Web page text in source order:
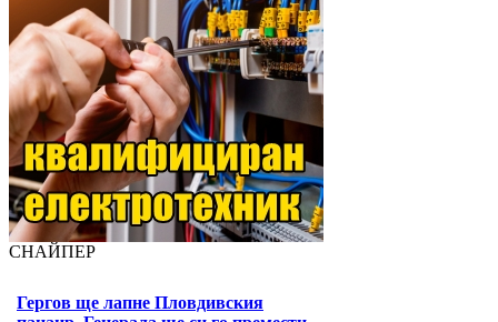
СНАЙПЕР
Гергов ще лапне Пловдивския